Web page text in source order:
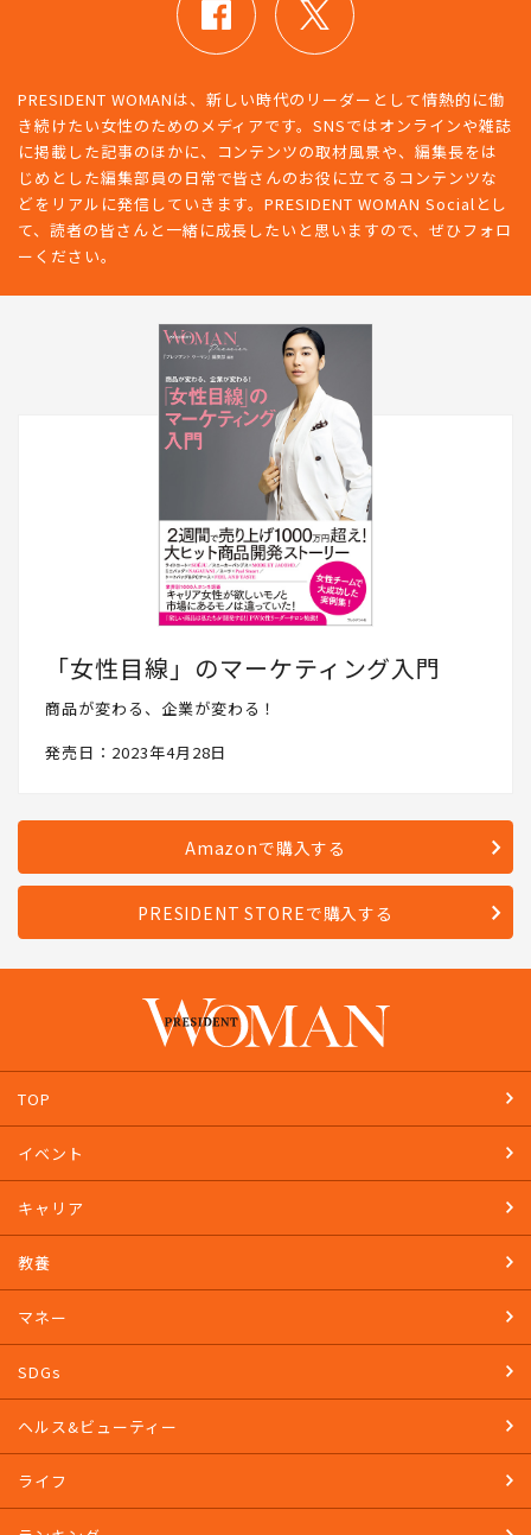
PRESIDENT WOMANは、新しい時代のリーダーとして情熱的に働
き続けたい女性のためのメディアです。SNSではオンラインや雑誌
に掲載した記事のほかに、コンテンツの取材風景や、編集長をは
じめとした編集部員の日常で皆さんのお役に立てるコンテンツな
どをリアルに発信していきます。PRESIDENT WOMAN Socialとし
て、読者の皆さんと一緒に成長したいと思いますので、ぜひフォロ
ーください。
「女性目線」のマーケティング入門
商品が変わる、企業が変わる！
発売日：2023年4月28日
Amazonで購入する
PRESIDENT STOREで購入する
TOP
イベント
キャリア
教養
マネー
SDGs
ヘルス&ビューティー
ライフ